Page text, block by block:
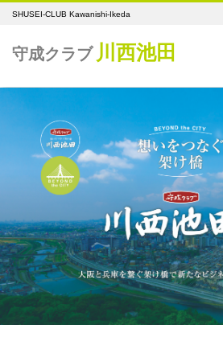
SHUSEI-CLUB Kawanishi-Ikeda
守成クラブ 川西池田